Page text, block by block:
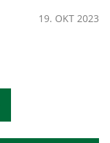
19. OKT 2023